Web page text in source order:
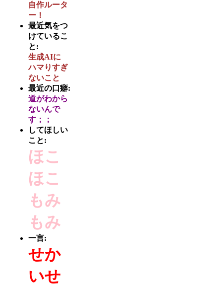
自作ルータ
ー！
最近気をつ
けているこ
と:
生成AIに
ハマりすぎ
ないこと
最近の口癖:
道がわから
ないんで
す；；
してほしい
こと:
ほこ
ほこ
もみ
もみ
一言:
せか
いせ